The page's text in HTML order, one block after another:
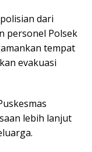
dari
personel Polsek
tempat
evakuasi
lebih lanjut